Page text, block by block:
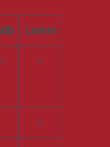
Lamm
x x
x